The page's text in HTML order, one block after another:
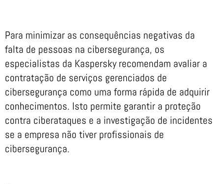
Para minimizar as consequências negativas da
falta de pessoas na cibersegurança, os
especialistas da Kaspersky recomendam avaliar a
contratação de serviços gerenciados de
cibersegurança como uma forma rápida de adquirir
conhecimentos. Isto permite garantir a proteção
contra ciberataques e a investigação de incidentes
se a empresa não tiver profissionais de
cibersegurança.